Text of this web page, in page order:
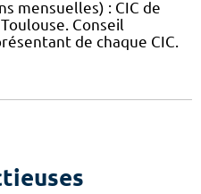
mensuelles) : CIC de
Conseil
de chaque CIC.